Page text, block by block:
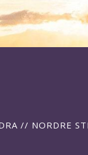
// NORDRE